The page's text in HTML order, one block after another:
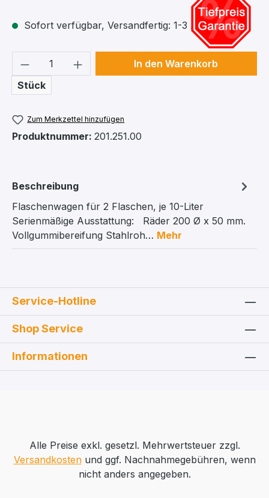
Sofort verfügbar, Versandfertig: 1-3 Arbeitstage
Produkt Anzahl: Gib den
Stück
In den Warenkorb
Zum Merkzettel hinzufügen
Produktnummer: 201.251.00
Beschreibung
Flaschenwagen für 2 Flaschen, je 10-Liter
Serienmäßige Ausstattung: Räder 200 Ø x 50 mm.
Vollgummibereifung Stahlroh… Mehr
Service-Hotline
Shop Service
Informationen
Alle Preise exkl. gesetzl. Mehrwertsteuer zzgl.
Versandkostenund ggf. Nachnahmegebühren, wenn
nicht anders angegeben.